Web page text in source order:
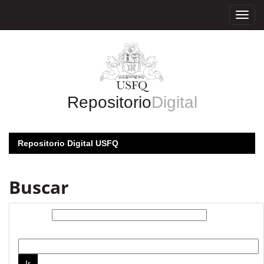
RepositorioDigital
Repositorio Digital USFQ
Buscar